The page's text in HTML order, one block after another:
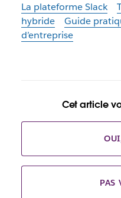
La plateforme Slack
hybride
Guide
d’entreprise
Cet article
PAS